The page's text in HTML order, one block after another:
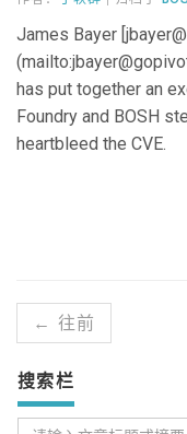
James Bayer
has put together an
Foundry and BOSH
heartbleed the CVE.
← 往前
搜索栏